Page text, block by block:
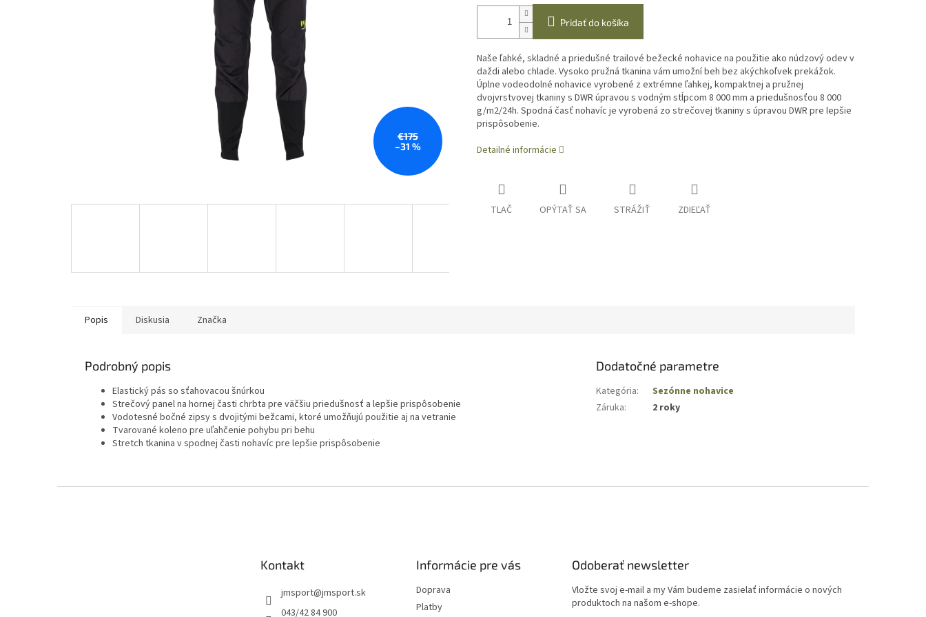
€175
–31 %
Pridať do košíka
Naše ľahké, skladné a priedušné trailové bežecké nohavice na použitie ako núdzový odev v
daždi alebo chlade. Vysoko pružná tkanina vám umožní beh bez akýchkoľvek prekážok.
Úplne vodeodolné nohavice vyrobené z extrémne ľahkej, kompaktnej a pružnej
dvojvrstvovej tkaniny s DWR úpravou s vodným stĺpcom 8 000 mm a priedušnosťou 8 000
g/m2/24h. Spodná časť nohavíc je vyrobená zo strečovej tkaniny s úpravou DWR pre lepšie
prispôsobenie.
Detailné informácie
TLAČ OPÝTAŤ SA STRÁŽIŤ ZDIEĽAŤ
Popis Diskusia Značka
Podrobný popis
Elastický pás so sťahovacou šnúrkou
Strečový panel na hornej časti chrbta pre väčšiu priedušnosť a lepšie prispôsobenie
Vodotesné bočné zipsy s dvojitými bežcami, ktoré umožňujú použitie aj na vetranie
Tvarované koleno pre uľahčenie pohybu pri behu
Stretch tkanina v spodnej časti nohavíc pre lepšie prispôsobenie
Dodatočné parametre
Kategória:
Sezónne nohavice
Záruka: 2 roky
Kontakt
jmsport@jmsport.sk
043/42 84 900
Informácie pre vás
Doprava
Platby
Odoberať newsletter
Vložte svoj e-mail a my Vám budeme zasielať informácie o nových
produktoch na našom e-shope.